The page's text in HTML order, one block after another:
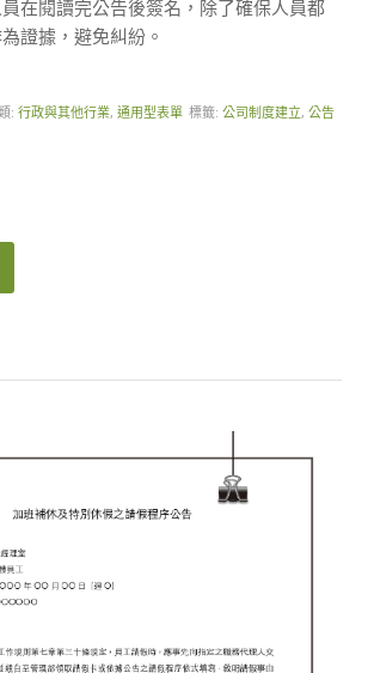
在閱讀完公告後簽名，除了確保人員都
證據，避免糾紛。
:行政與其他行業,通用型表單 標籤:公司制度建立,公告